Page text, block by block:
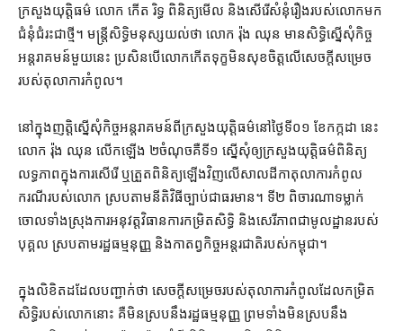
ក្រសួងយុត្តិធម៌ លោក កើត រិទ្ធ ពិនិត្យមើល និង​សើរើ​សំនុំ​រឿង​របស់​លោក​មក​
ជំនុំ​ជំ​រះ​ជាថ្មី​។ មន្ត្រី​សិទ្ធិមនុស្ស​យល់ថា លោក រ៉ុង ឈុន មាន​សិទ្ធិ​ស្នើសុំ​កិច្ច​
អន្តរាគមន៍​មួយ​នេះ ប្រសិនបើ​លោក​កើតទុក្ខ​មិន​សុខចិត្ត​លើ​សេចក្តី​សម្រេច​
របស់​តុលាការ​កំពូល។
នៅក្នុង​ញត្តិ​ស្នើសុំ​កិច្ច​អន្តរាគមន៍​ពី​ក្រសួងយុត្តិធម៌​នៅ​ថ្ងៃទី​០១ ខែកក្កដា នេះ
លោក រ៉ុង ឈុន លើកឡើង ២​ចំណុច​គឺ​ទី​១ ស្នើសុំ​ឲ្យ​ក្រសួងយុត្តិធម៌​ពិនិត្យ​
លទ្ធភាព​ក្នុង​ការ​សើរើ ឬ​ត្រួត​ពិនិត្យ​ឡើងវិញ​លើ​សាលដីកា​​តុលាការ​កំពូល
ករណី​របស់​លោក ស្របតាម​នីតិវិធី​ច្បាប់​ជា​ធរមាន​។ ទី​២ ពិចារណា​ទម្លាក់​
ចោល​ទាំងស្រុង​ការអនុវត្ត​វិធានការ​កម្រិត​សិទ្ធិ និង​សេរី​ភាពជា​មូលដ្ឋាន​របស់​
បុគ្គល ស្របតាម​រដ្ឋធម្មនុញ្ញ និង​កាតព្វកិច្ច​អន្តរជាតិ​របស់​កម្ពុជា។
ក្នុង​លិខិត​ដដែល​បញ្ជាក់​ថា សេចក្តី​សម្រេច​របស់​តុលាការ​កំពូល​ដែល​កម្រិត​
សិទ្ធិ​របស់​លោក​នោះ គឺ​មិន​ស្រប​នឹង​រដ្ឋធម្មនុញ្ញ ព្រមទាំង​មិន​ស្រប​នឹង​